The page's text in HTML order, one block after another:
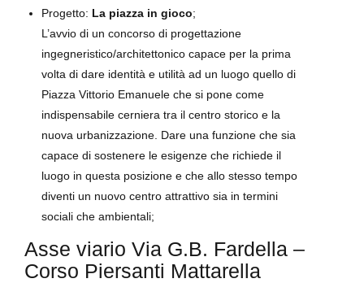
Progetto: La piazza in gioco;
L’avvio di un concorso di progettazione
ingegneristico/architettonico capace per la prima
volta di dare identità e utilità ad un luogo quello di
Piazza Vittorio Emanuele che si pone come
indispensabile cerniera tra il centro storico e la
nuova urbanizzazione. Dare una funzione che sia
capace di sostenere le esigenze che richiede il
luogo in questa posizione e che allo stesso tempo
diventi un nuovo centro attrattivo sia in termini
sociali che ambientali;
Asse viario Via G.B. Fardella –
Corso Piersanti Mattarella